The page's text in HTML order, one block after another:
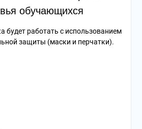
обучающихся
будет работать с использованием
защиты (маски и перчатки).